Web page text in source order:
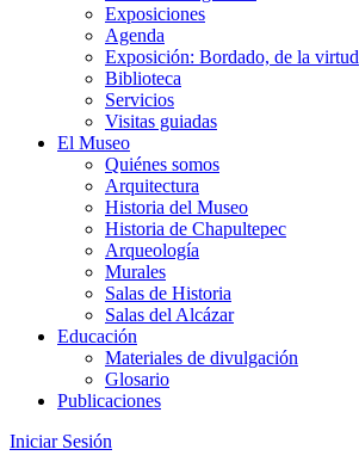
Exposiciones
Agenda
Exposición: Bordado, de la virtud
Biblioteca
Servicios
Visitas guiadas
El Museo
Quiénes somos
Arquitectura
Historia del Museo
Historia de Chapultepec
Arqueología
Murales
Salas de Historia
Salas del Alcázar
Educación
Materiales de divulgación
Glosario
Publicaciones
Iniciar Sesión